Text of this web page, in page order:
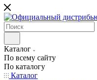
Каталог
По всему сайту
По каталогу
Каталог